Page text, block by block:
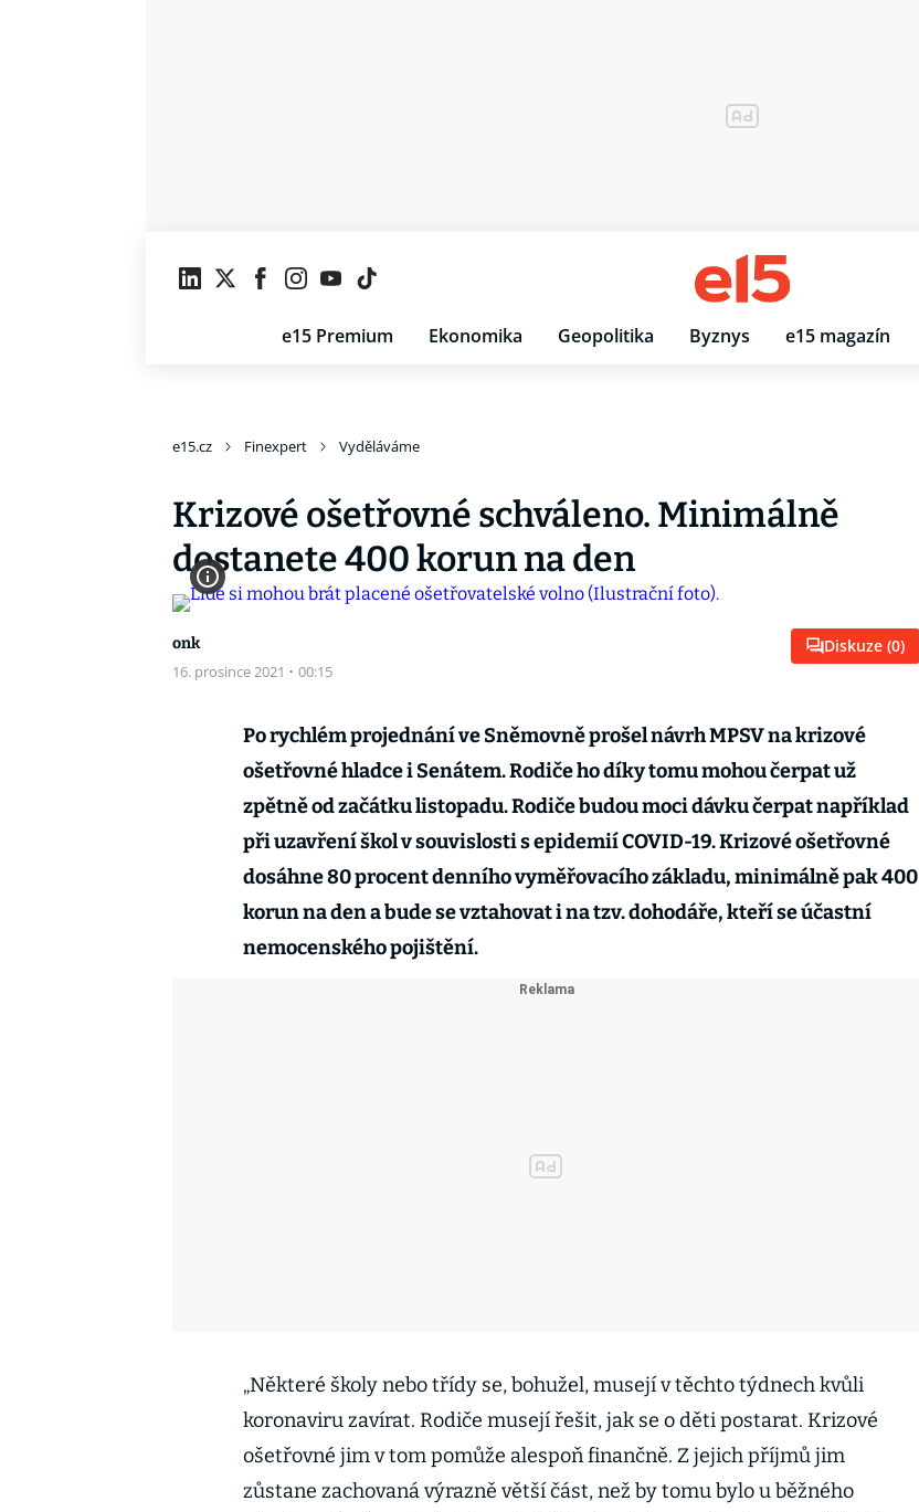
e15 Premium Ekonomika Geopolitika Byznys e15 magazín
e15.cz Finexpert Vyděláváme
Krizové ošetřovné schváleno. Minimálně
dostanete 400 korun na den
onk
16. prosince 2021 · 00:15
Diskuze (0)
Po rychlém projednání ve Sněmovně prošel návrh MPSV na krizové
ošetřovné hladce i Senátem. Rodiče ho díky tomu mohou čerpat už
zpětně od začátku listopadu. Rodiče budou moci dávku čerpat například
při uzavření škol v souvislosti s epidemií COVID-19. Krizové ošetřovné
dosáhne 80 procent denního vyměřovacího základu, minimálně pak 400
korun na den a bude se vztahovat i na tzv. dohodáře, kteří se účastní
nemocenského pojištění.
„Některé školy nebo třídy se, bohužel, musejí v těchto týdnech kvůli
koronaviru zavírat. Rodiče musejí řešit, jak se o děti postarat. Krizové
ošetřovné jim v tom pomůže alespoň finančně. Z jejich příjmů jim
zůstane zachovaná výrazně větší část, než by tomu bylo u běžného